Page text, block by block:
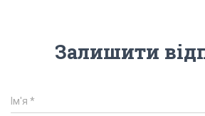
Залишити
Ім'я *